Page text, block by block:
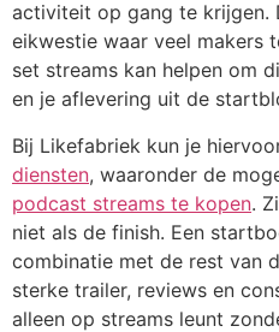
activiteit op gang te krijgen.
eikwestie waar veel makers
set streams kan helpen om
en je aflevering uit de
Bij Likefabriek kun je
diensten, waaronder de
podcast streams te kopen.
niet als de finish. Een
combinatie met de rest van
sterke trailer, reviews en
alleen op streams leunt